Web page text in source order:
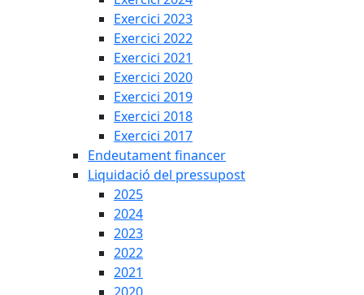
Exercici 2023
Exercici 2022
Exercici 2021
Exercici 2020
Exercici 2019
Exercici 2018
Exercici 2017
Endeutament financer
Liquidació del pressupost
2025
2024
2023
2022
2021